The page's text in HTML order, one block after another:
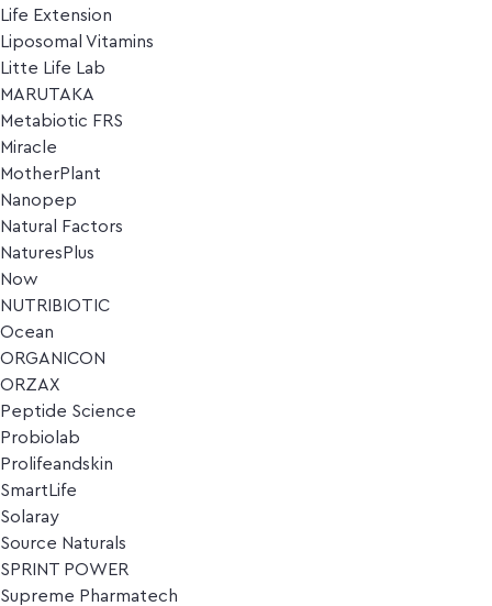
Life Extension
Liposomal Vitamins
Litte Life Lab
MARUTAKA
Metabiotic FRS
Miracle
MotherPlant
Nanopep
Natural Factors
NaturesPlus
Now
NUTRIBIOTIC
Ocean
ORGANICON
ORZAX
Peptide Science
Probiolab
Prolifeandskin
SmartLife
Solaray
Source Naturals
SPRINT POWER
Supreme Pharmatech